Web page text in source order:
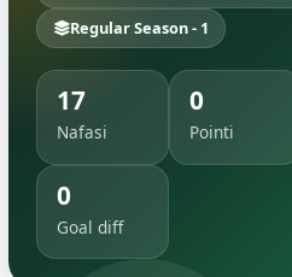
Regular Season - 1
17
Nafasi
0
Pointi
0
Goal diff